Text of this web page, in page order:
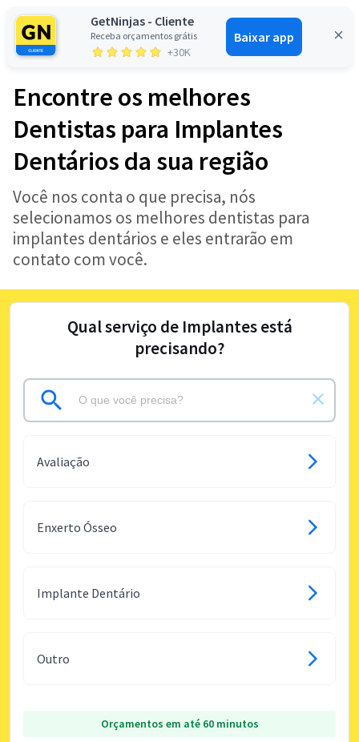
GetNinjas - Cliente
Receba orçamentos grátis
+30K
Baixar app
Entrar
Encontre os melhores
Dentistas para Implantes
Dentários da sua região
Você nos conta o que precisa, nós
selecionamos os melhores dentistas para
implantes dentários e eles entrarão em
contato com você.
Qual serviço de Implantes está
precisando?
Avaliação
Enxerto Ósseo
Implante Dentário
Outro
Orçamentos em até 60 minutos